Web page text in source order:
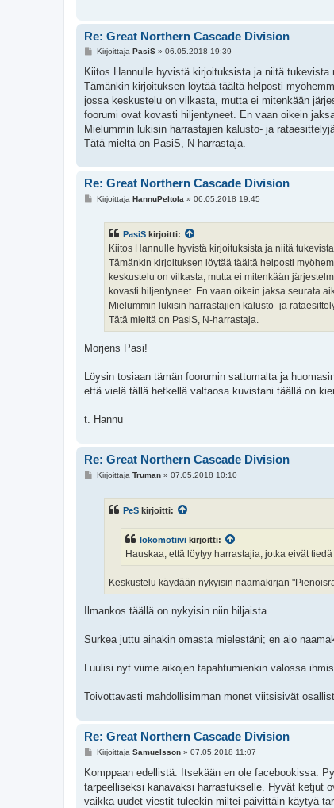
Re: Great Northern Cascade Division
V
e
t
i
Kirjoittaja PasiS» 06.05.2018 19:39
Kiitos Hannulle hyvistä kirjoituksista ja niitä tukevista
Tämänkin kirjoituksen löytää täältä helposti
jossa keskustelu on vilkasta, mutta ei mitenkään
foorumi ovat kovasti hiljentyneet. En vaan oikein
Mielummin lukisin harrastajien kalusto- ja
Tätä mieltä on PasiS, N-harrastaja.
Re: Great Northern Cascade Division
VKirjoittaja HannuPeltola » 06.05.2018 19:45
PasiS kirjoitti:
Kiitos Hannulle hyvistä kirjoituksista ja niitä
Tämänkin kirjoituksen löytää täältä helposti
keskustelu on vilkasta, mutta ei mitenkään
kovasti hiljentyneet. En vaan oikein jaksa seurata
Mielummin lukisin harrastajien kalusto- ja
Tätä mieltä on PasiS, N-harrastaja.
Morjens Pasi!
Löysin tosiaan tämän foorumin sattumalta ja
että vielä tällä hetkellä valtaosa kuvistani täällä on
t. Hannu
Re: Great Northern Cascade Division
VKirjoittaja Truman» 07.05.2018 10:10
PeS kirjoitti:
lokomotiivi kirjoitti:
Hauskaa, että löytyy harrastajia, jotka eivät
Keskustelu käydään nykyisin naamakirjan
Ilmankos täällä on nykyisin niin hiljaista.
Surkea juttu ainakin omasta mielestäni; en aio
Luulisi nyt viime aikojen tapahtumienkin valossa
Toivottavasti mahdollisimman monet viitsisivät
Re: Great Northern Cascade Division
V
e
t
i
Kirjoittaja Samuelsson» 07.05.2018 11:07
Komppaan edellistä. Itsekään en ole facebookissa.
tarpeelliseksi kanavaksi harrastukselle. Hyvät ketjut
vaikka uudet viestit tuleekin miltei päivittäin käytyä